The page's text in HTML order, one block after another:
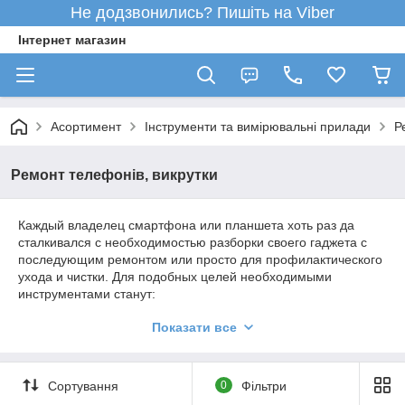
Не додзвонились? Пишіть на Viber
Інтернет магазин
Асортимент Інструменти та вимірювальні прилади
Ремонт телефонів, викрутки
Каждый владелец смартфона или планшета хоть раз да
сталкивался с необходимостью разборки своего гаджета с
последующим ремонтом или просто для профилактического
ухода и чистки. Для подобных целей необходимыми
инструментами станут:
эконом набордля нечастого использовани и
Тем у кого возникла необходимость сменить треснувший
Показати все
Сортування 0 Фільтри